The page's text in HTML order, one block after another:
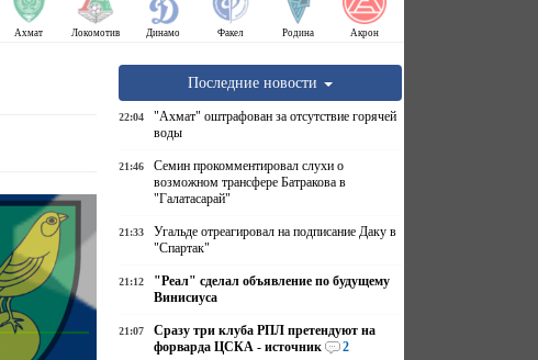
Ахмат Локомотив Динамо Факел Родина Акрон
Последние новости
22:04
"Ахмат" оштрафован за отсутствие горячей
воды
21:46
Семин прокомментировал слухи о
возможном трансфере Батракова в
"Галатасарай"
21:33
Угальде отреагировал на подписание Даку в
"Спартак"
21:12
"Реал" сделал объявление по будущему
Винисиуса
21:07
Сразу три клуба РПЛ претендуют на
форварда ЦСКА - источник
2